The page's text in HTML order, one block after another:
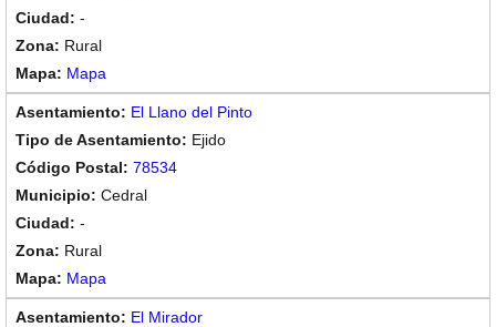
-
Rural
Mapa
El Llano del Pinto
Ejido
78534
Cedral
-
Rural
Mapa
El Mirador